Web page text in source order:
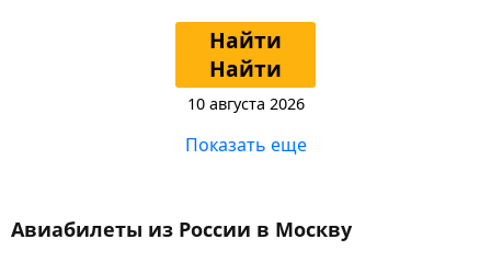
Найти
Найти
10 августа 2026
Показать еще
Авиабилеты из России в Москву